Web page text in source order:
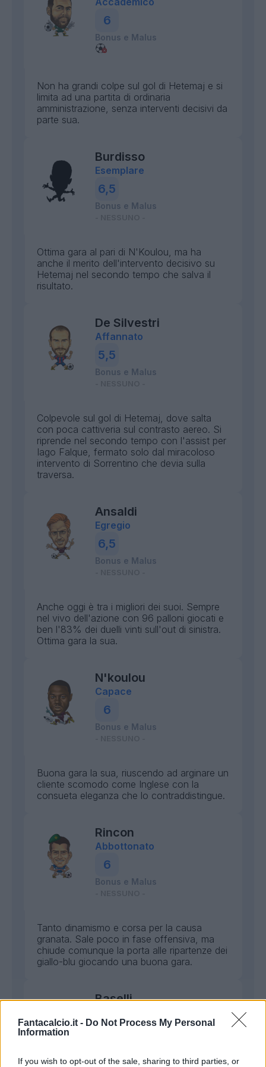
Fantacalcio.it - Do Not Process My Personal
Information
If you wish to opt-out of the sale, sharing to third parties, or
6
Bonus e Malus
Non ha grandi colpe sul gol di Hetemaj e si
limita ad una partita di ordinaria
amministrazione, senza interventi decisivi da
parte sua.
Burdisso
Esemplare
6,5
Bonus e Malus
Ottima gara al pari di N'Koulou, ma ha
anche il merito dell'intervento decisivo su
Hetemaj nel secondo tempo che salva il
risultato.
De Silvestri
Affannato
5,5
Bonus e Malus
Colpevole sul gol di Hetemaj, dove salta
con poca cattiveria sul contrasto aereo. Si
riprende nel secondo tempo con l'assist per
Iago Falque, fermato solo dal miracoloso
intervento di Sorrentino che devia sulla
traversa.
Ansaldi
Egregio
6,5
Bonus e Malus
Anche oggi è tra i migliori dei suoi. Sempre
nel vivo dell'azione con 96 palloni giocati e
ben l'83% dei duelli vinti sull'out di sinistra.
Ottima gara la sua.
N'koulou
Capace
6
Bonus e Malus
Buona gara la sua, riuscendo ad arginare un
cliente scomodo come Inglese con la
consueta eleganza che lo contraddistingue.
Rincon
Abbottonato
6
Bonus e Malus
Tanto dinamismo e corsa per la causa
granata. Sale poco in fase offensiva, ma
chiude comunque la porta alle ripartenze dei
giallo-blu giocando una buona gara.
Baselli
7